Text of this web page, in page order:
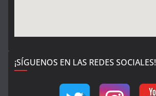
¡SÍGUENOS EN LAS REDES SOCIALES!